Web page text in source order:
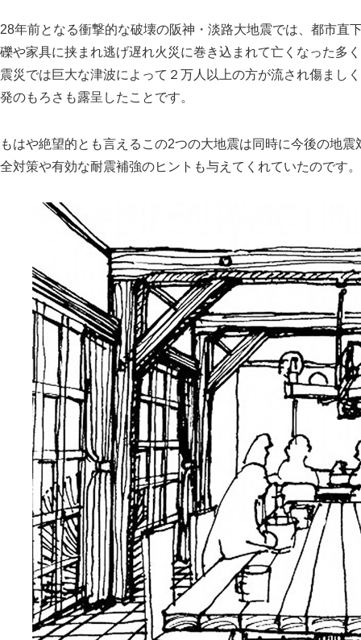
28年前となる衝撃的な破壊の阪神・淡路大地震では、都市直
礫や家具に挟まれ逃げ遅れ火災に巻き込まれて亡くなった多
震災では巨大な津波によって２万人以上の方が流され傷まし
発のもろさも露呈したことです。
もはや絶望的とも言えるこの2つの大地震は同時に今後の地
全対策や有効な耐震補強のヒントも与えてくれていたのです。